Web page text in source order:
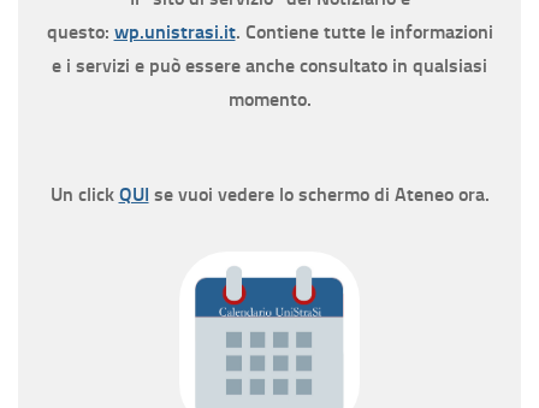
questo: wp.unistrasi.it. Contiene tutte le informazioni
e i servizi e può essere anche consultato in qualsiasi
momento.
Un click QUI se vuoi vedere lo schermo di Ateneo ora.